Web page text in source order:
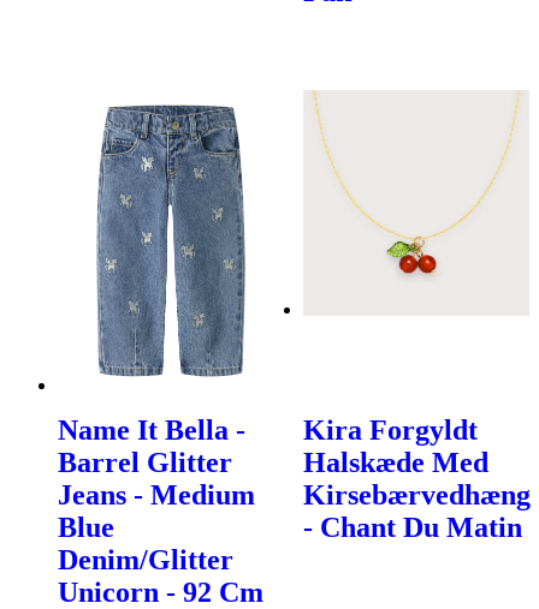
Name It Bella -
Barrel Glitter
Jeans - Medium
Blue
Denim/Glitter
Unicorn - 92 Cm
Kira Forgyldt
Halskæde Med
Kirsebærvedhæng
- Chant Du Matin